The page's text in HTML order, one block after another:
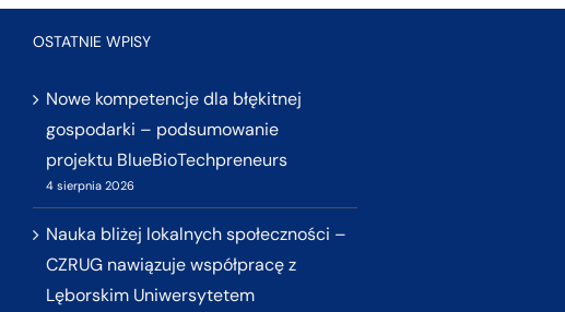
OSTATNIE WPISY
Nowe kompetencje dla błękitnej
gospodarki – podsumowanie
projektu BlueBioTechpreneurs
4 sierpnia 2026
Nauka bliżej lokalnych społeczności –
CZRUG nawiązuje współpracę z
Lęborskim Uniwersytetem